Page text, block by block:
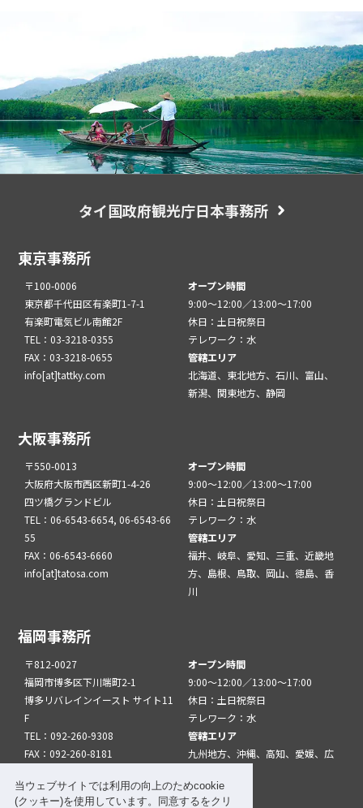
当ウェブサイトでは利用の向上のためcookie
(クッキー)を使用しています。同意するをクリ
タイ国政府観光庁日本事務所
東京事務所
〒100-0006
東京都千代田区有楽町1-7-1
有楽町電気ビル南館2F
TEL：03-3218-0355
FAX：03-3218-0655
info[at]tattky.com
オープン時間
9:00～12:00／13:00～17:00
休日：土日祝祭日
テレワーク：水
管轄エリア
北海道、東北地方、石川、富山、
新潟、関東地方、静岡
大阪事務所
〒550-0013
大阪府大阪市西区新町1-4-26
四ツ橋グランドビル
TEL：06-6543-6654, 06-6543-66
55
FAX：06-6543-6660
info[at]tatosa.com
オープン時間
9:00～12:00／13:00～17:00
休日：土日祝祭日
テレワーク：水
管轄エリア
福井、岐阜、愛知、三重、近畿地
方、島根、鳥取、岡山、徳島、香
川
福岡事務所
〒812-0027
福岡市博多区下川端町2-1
博多リバレインイースト サイト11
F
TEL：092-260-9308
FAX：092-260-8181
オープン時間
9:00～12:00／13:00～17:00
休日：土日祝祭日
テレワーク：水
管轄エリア
九州地方、沖縄、高知、愛媛、広